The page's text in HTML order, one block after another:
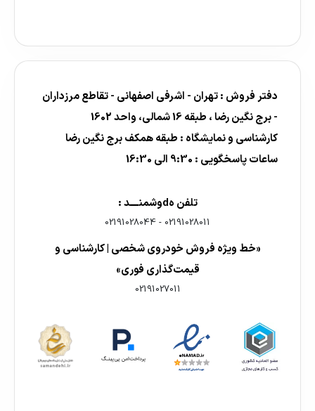
دفتر فروش : تهران - اشرفی اصفهانی - تقاطع مرزداران
- برج نگین رضا ، طبقه 16 شمالی، واحد 1602
کارشناسی و نمایشگاه : طبقه همکف برج نگین رضا
ساعات پاسخگویی : 9:30 الی 16:30
تلفن هdوشمنــــد :
02191028011
-
02191028044
«خط ویژه فروش خودروی شخصی | کارشناسی و
قیمت‌گذاری فوری»
02191027011